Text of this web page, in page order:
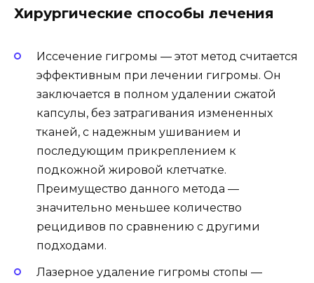
Хирургические способы лечения
Иссечение гигромы — этот метод считается
эффективным при лечении гигромы. Он
заключается в полном удалении сжатой
капсулы, без затрагивания измененных
тканей, с надежным ушиванием и
последующим прикреплением к
подкожной жировой клетчатке.
Преимущество данного метода —
значительно меньшее количество
рецидивов по сравнению с другими
подходами.
Лазерное удаление гигромы стопы —